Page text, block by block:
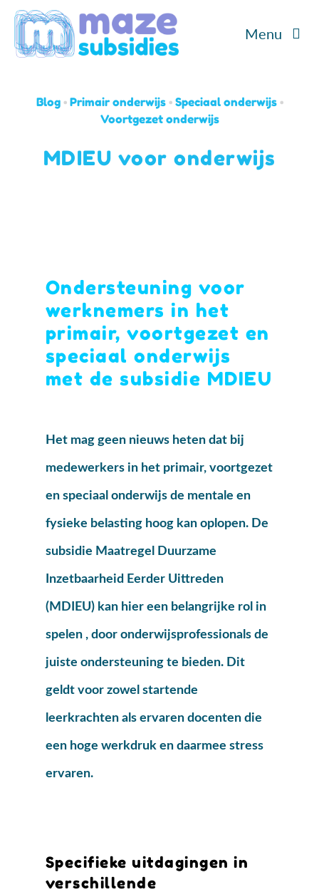
naar
Menu
Diensten
Cases
Contact
Blog• Primair onderwijs• Speciaal onderwijs•
Voortgezet onderwijs
MDIEU voor onderwijs
Ondersteuning voor
werknemers in het
primair, voortgezet en
speciaal onderwijs
met de subsidie MDIEU
Het mag geen nieuws heten dat bij
medewerkers in het primair, voortgezet
en speciaal onderwijs de mentale en
fysieke belasting hoog kan oplopen. De
subsidie Maatregel Duurzame
Inzetbaarheid Eerder Uittreden
(MDIEU) kan hier een belangrijke rol in
spelen , door onderwijsprofessionals de
juiste ondersteuning te bieden. Dit
geldt voor zowel startende
leerkrachten als ervaren docenten die
een hoge werkdruk en daarmee stress
ervaren.
Specifieke uitdagingen in
verschillende